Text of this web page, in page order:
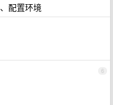
配置环境
6